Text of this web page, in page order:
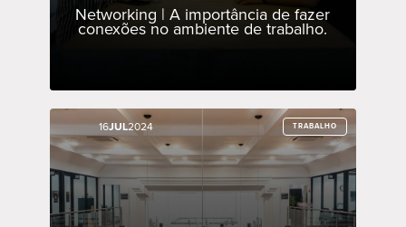
Networking | A importância de fazer
conexões no ambiente de trabalho.
16JUL2024 TRABALHO
16JUL2024 TRABALHO